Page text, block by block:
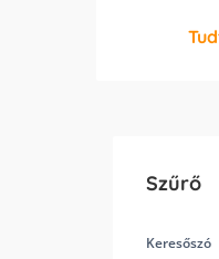
Szűrő
Keresőszó